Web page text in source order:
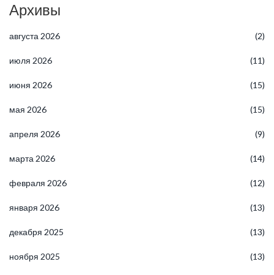
Архивы
августа 2026 (2)
июля 2026 (11)
июня 2026 (15)
мая 2026 (15)
апреля 2026 (9)
марта 2026 (14)
февраля 2026 (12)
января 2026 (13)
декабря 2025 (13)
ноября 2025 (13)